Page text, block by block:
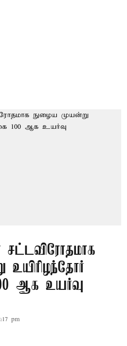
சட்டவிரோதமாக
உயிரிழந்தோர்
ஆக உயர்வு
pm